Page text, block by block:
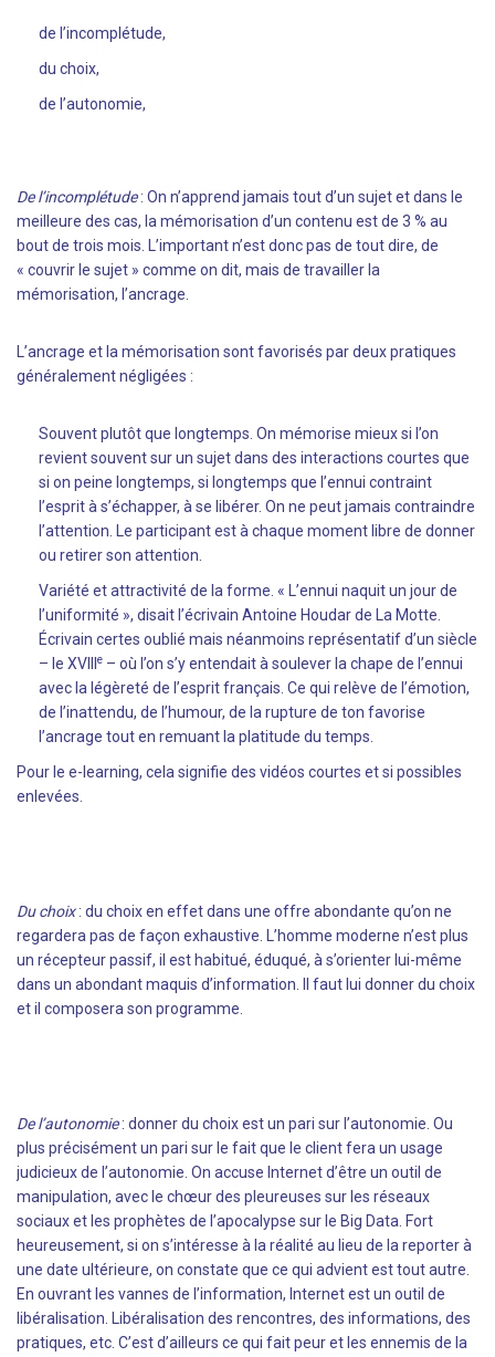
de l’incomplétude,
du choix,
de l’autonomie,
De l’incomplétude: On n’apprend jamais tout d’un sujet et dans le
meilleure des cas, la mémorisation d’un contenu est de 3 % au
bout de trois mois. L’important n’est donc pas de tout dire, de
« couvrir le sujet » comme on dit, mais de travailler la
mémorisation, l’ancrage.
L’ancrage et la mémorisation sont favorisés par deux pratiques
généralement négligées :
Souvent plutôt que longtemps. On mémorise mieux si l’on
revient souvent sur un sujet dans des interactions courtes que
si on peine longtemps, si longtemps que l’ennui contraint
l’esprit à s’échapper, à se libérer. On ne peut jamais contraindre
l’attention. Le participant est à chaque moment libre de donner
ou retirer son attention.
Variété et attractivité de la forme. « L’ennui naquit un jour de
l’uniformité », disait l’écrivain Antoine Houdar de La Motte.
Écrivain certes oublié mais néanmoins représentatif d’un siècle
– le XVIII
e – où l’on s’y entendait à soulever la chape de l’ennui
avec la légèreté de l’esprit français. Ce qui relève de l’émotion,
de l’inattendu, de l’humour, de la rupture de ton favorise
l’ancrage tout en remuant la platitude du temps.
Pour le e-learning, cela signifie des vidéos courtes et si possibles
enlevées.
Du choix: du choix en effet dans une offre abondante qu’on ne
regardera pas de façon exhaustive. L’homme moderne n’est plus
un récepteur passif, il est habitué, éduqué, à s’orienter lui-même
dans un abondant maquis d’information. Il faut lui donner du choix
et il composera son programme.
De l’autonomie: donner du choix est un pari sur l’autonomie. Ou
plus précisément un pari sur le fait que le client fera un usage
judicieux de l’autonomie. On accuse Internet d’être un outil de
manipulation, avec le chœur des pleureuses sur les réseaux
sociaux et les prophètes de l’apocalypse sur le Big Data. Fort
heureusement, si on s’intéresse à la réalité au lieu de la reporter à
une date ultérieure, on constate que ce qui advient est tout autre.
En ouvrant les vannes de l’information, Internet est un outil de
libéralisation. Libéralisation des rencontres, des informations, des
pratiques, etc. C’est d’ailleurs ce qui fait peur et les ennemis de la